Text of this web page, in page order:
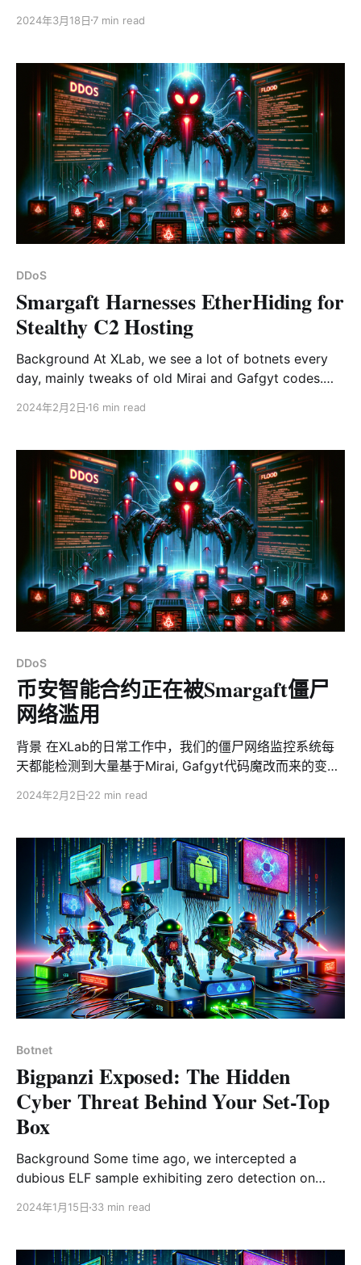
本，通过分析得知是另一个使用DGA的Mirai变种，分析关
（2024.02），还发现了漏洞扫描器和远控样本
（2024.01），这引起我们的极大兴趣。根据下载脚本中
的版本信息，我们姑且将其命名为Mirai.Nomi。
Mirai.Nomi样本具有以下特点： * 魔改UPX壳（修改UPX
魔术头、异或原始载荷） * 使用时间相关的DGA并加入验
证机制 * 使用多个加密算法、哈希算法（AES、
CHACHA20、MD5） 样本分析 最新ELF样本修改自Mirai
LZRD变种，新增了持久化函数和域名生成函数，其他部
分基本沿用原始代码。UPX壳修改魔术头为0B 3E 2A AF
解压缩每个block后，单字节异或0xD4，可通过动态
2024年3月18日 7 min read
DDoS
Smargaft Harnesses EtherHiding for
Stealthy C2 Hosting
Background At XLab, we see a lot of botnets every
day, mainly tweaks of old Mirai and Gafgyt codes.
attention. But today, we found something different.
but has
2024年2月2日 16 min read
DDoS
币安智能合约正在被Smargaft僵尸
网络滥用
背景 在XLab的日常工作中，我们的僵尸网络监控系统每
天都能检测到大量基于Mirai, Gafgyt代码魔改而来的变体
趣。然而，今天的主角是一个异类，虽然它复用了一些
的。除此之外其作者还有一些让人眼前一亮的创新，比如
利用币安智能链（Binance Smart Chain）的合约托管命
令和控制中心（C2），比如通过病毒式感染Shell脚本实
现持久化等。我们在进行逆向分析时，发现一些杀毒软件
将这个僵尸网络的ARM样本标记为Mirai，这是不准确的。
基于这个僵尸网络使用智能合约以及Gafgyt的攻击向量，
我们将它命名为Smargaft，它的主要功能是DDoS攻击，
执行系统命令，提供socks5代理服务等。 Smargaft最大
的亮点是使用智能合约托管C2，这种技术于2023年10月
被首次披露，业内称之为EtherHiding，它充分利用区块
种相当高级且少见的Bullet-Proof Hosting技法。这是我
们在僵尸网络
2024年2月2日 22 min read
Botnet
Bigpanzi Exposed: The Hidden
Cyber Threat Behind Your Set-Top
Box
Background Some time ago, we intercepted a
dubious ELF sample exhibiting zero detection on
employing a modified UPX shell, has an MD5
Our analysis revealed that it hardcoded nine C2
2024年1月15日 33 min read